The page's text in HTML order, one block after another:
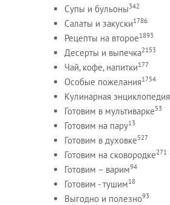
Супы и бульоны342
Салаты и закуски1786
Рецепты на второе1893
Десерты и выпечка2153
Чай, кофе, напитки177
Особые пожелания1754
Кулинарная энциклопедия
Готовим в мультиварке53
Готовим на пару13
Готовим в духовке527
Готовим на сковородке271
Готовим – варим94
Готовим - тушим18
Выгодно и полезно93